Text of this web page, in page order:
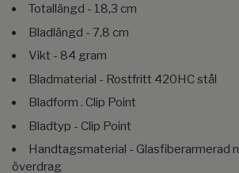
Totallängd - 18,3 cm
Bladlängd - 7,8 cm
Vikt - 84 gram
Bladmaterial - Rostfritt 420HC stål
Bladform . Clip Point
Bladtyp - Clip Point
Handtagsmaterial - Glasfiberarmerad
överdrag